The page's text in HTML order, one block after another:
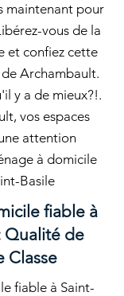
maintenant pour
vous de la
et confiez cette
Archambault.
y a de mieux?!.
vos espaces
attention
à domicile
Basile
fiable à
Qualité de
Classe
fiable à Saint-